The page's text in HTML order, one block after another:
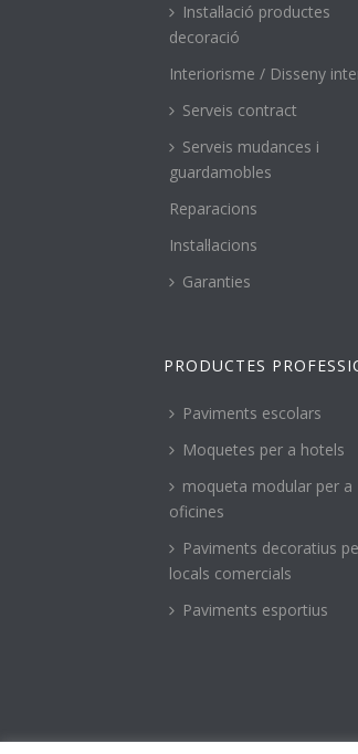
Instal·lació productes
decoració
Interiorisme / Disseny
Serveis contract
Serveis mudances i
guardamobles
Reparacions
Instal·lacions
Garanties
PRODUCTES
Paviments escolars
Moquetes per a hotels
moqueta modular per a
oficines
Paviments decoratius
locals comercials
Paviments esportius